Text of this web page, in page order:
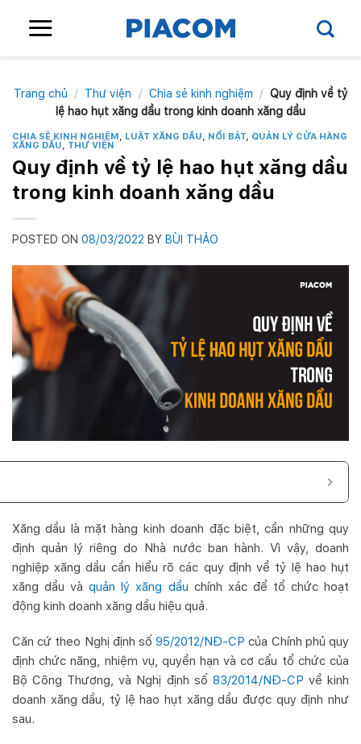
Trang chủ / Thư viện / Chia sẻ kinh nghiệm / Quy định về tỷ
lệ hao hụt xăng dầu trong kinh doanh xăng dầu
CHIA SẺ KINH NGHIỆM, LUẬT XĂNG DẦU, NỔI BẬT, QUẢN LÝ CỬA HÀNG
XĂNG DẦU, THƯ VIỆN
Quy định về tỷ lệ hao hụt xăng dầu
trong kinh doanh xăng dầu
POSTED ON 08/03/2022 BY BÙI THẢO
Xăng dầu là mặt hàng kinh doanh đặc biệt, cần những quy
định quản lý riêng do Nhà nước ban hành. Vì vậy, doanh
nghiệp xăng dầu cần hiểu rõ các quy định về tỷ lệ hao hụt
xăng dầu vàquản lý xăng dầu chính xác để tổ chức hoạt
động kinh doanh xăng dầu hiệu quả.
Căn cứ theo Nghị định số95/2012/NĐ-CP của Chính phủ quy
định chức năng, nhiệm vụ, quyền hạn và cơ cấu tổ chức của
Bộ Công Thương, và Nghị định số 83/2014/NĐ-CP về kinh
doanh xăng dầu, tỷ lệ hao hụt xăng dầu được quy định như
sau.